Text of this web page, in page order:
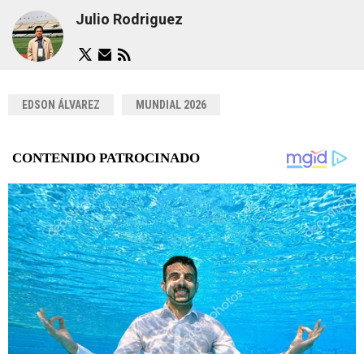
Julio Rodriguez
EDSON ÁLVAREZ MUNDIAL 2026